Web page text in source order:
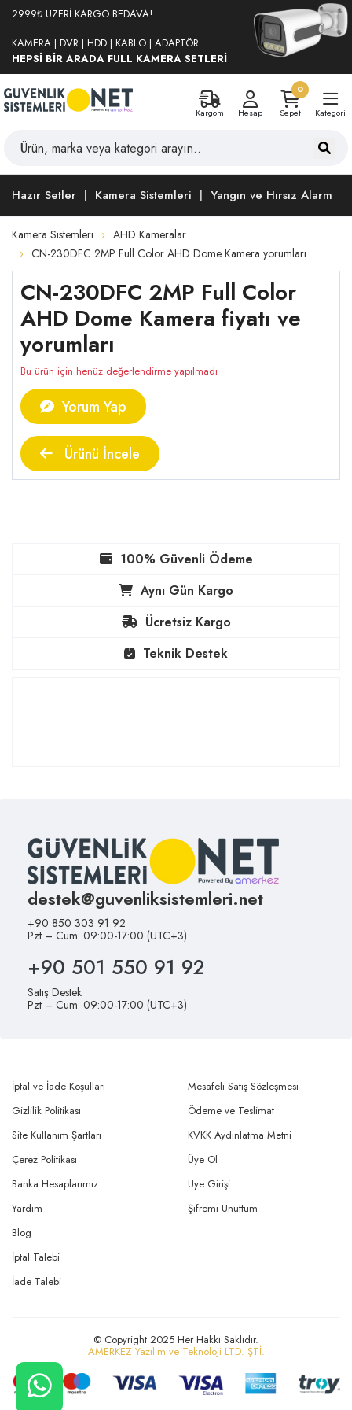
2999₺ ÜZERİ KARGO BEDAVA!
KAMERA | DVR | HDD | KABLO | ADAPTÖR
HEPSİ BİR ARADA FULL KAMERA SETLERİ
Kargom Hesap
0
Sepet
Kategori
Hazır Setler Kamera Sistemleri Yangın ve Hırsız Alarm
Kamera Sistemleri
AHD Kameralar
CN-230DFC 2MP Full Color AHD Dome Kamera yorumları
CN-230DFC 2MP Full Color
AHD Dome Kamera fiyatı ve
yorumları
Bu ürün için henüz değerlendirme yapılmadı
Yorum Yap
Ürünü İncele
100% Güvenli Ödeme
Aynı Gün Kargo
Ücretsiz Kargo
Teknik Destek
destek@guvenliksistemleri.net
+90 850 303 91 92
Pzt – Cum: 09:00-17:00 (UTC+3)
+90 501 550 91 92
Satış Destek
Pzt – Cum: 09:00-17:00 (UTC+3)
İptal ve İade Koşulları
Gizlilik Politikası
Site Kullanım Şartları
Mesafeli Satış Sözleşmesi
Ödeme ve Teslimat
KVKK Aydınlatma Metni
Çerez Politikası
Banka Hesaplarımız
Yardım
Üye Ol
Üye Girişi
Şifremi Unuttum
Blog
İptal Talebi
İade Talebi
© Copyright 2025 Her Hakkı Saklıdır.
AMERKEZ Yazılım ve Teknoloji LTD. ŞTİ.